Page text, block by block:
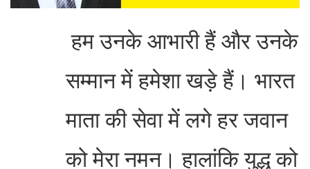
हम उनके आभारी हैं और उनके
सम्मान में हमेशा खड़े हैं। भारत
माता की सेवा में लगे हर जवान
को मेरा नमन। हालांकि युद्ध को